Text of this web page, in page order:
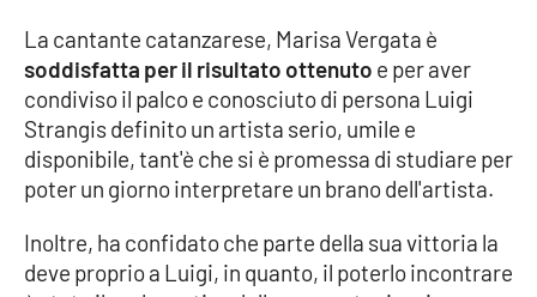
RUBRICHE
Good Morning Vietnam
Leggendo Alvaro insieme
La cantante catanzarese, Marisa Vergata è
soddisfatta per il risultato ottenuto e per aver
condiviso il palco e conosciuto di persona Luigi
Strangis definito un artista serio, umile e
disponibile, tant'è che si è promessa di studiare per
poter un giorno interpretare un brano dell'artista.
Inoltre, ha confidato che parte della sua vittoria la
deve proprio a Luigi, in quanto, il poterlo incontrare